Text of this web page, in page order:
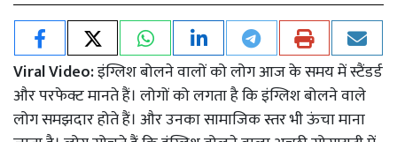
Viral Video:इंग्लिश बोलने वालों को लोग आज के समय में स्टैंडर्ड
और परफेक्ट मानते हैं। लोगों को लगता है कि इंग्लिश बोलने वाले
लोग समझदार होते हैं। और उनका सामाजिक स्तर भी ऊंचा माना